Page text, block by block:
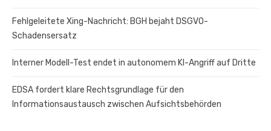
Fehlgeleitete Xing-Nachricht: BGH bejaht DSGVO-
Schadensersatz
Interner Modell-Test endet in autonomem KI-Angriff auf Dritte
EDSA fordert klare Rechtsgrundlage für den
Informationsaustausch zwischen Aufsichtsbehörden